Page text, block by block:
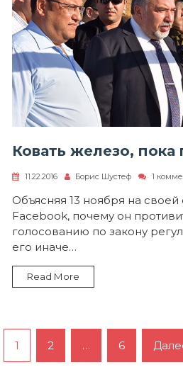
Ковать железо, пока
11.22.2016 Борис Шустеф 1
Объясняя 13 ноября на своей
Facebook, почему он
голосованию по закону
его иначе…
Read More
Пагинация
записей
1 2 … 6